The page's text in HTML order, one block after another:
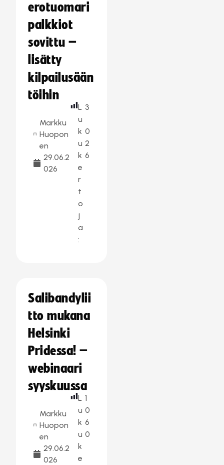
erotuomari
palkkiot
sovittu –
lisätty
kilpailusään
töihin
Markku
Huopon
en
29.06.2
026
L
u
k
u
k
e
r
t
o
j
a
:
3
0
2
6
Salibandylii
tto mukana
Helsinki
Pridessa! –
webinaari
syyskuussa
Markku
Huopon
en
29.06.2
026
L
u
k
u
k
e
1
0
6
0